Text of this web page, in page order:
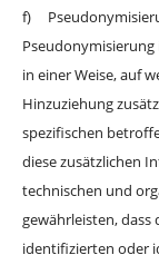
f)
in einer Weise, auf
Hinzuziehung
spezifischen
diese zusätzlichen
technischen und
gewährleisten,
identifizierten oder